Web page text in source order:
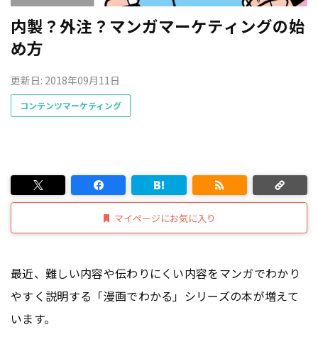
内製？外注？マンガマーケティングの始
め方
更新日: 2018年09月11日
コンテンツマーケティング
マイページにお気に入り
最近、難しい内容や伝わりにくい内容をマンガでわかり
やすく説明する「漫画でわかる」シリーズの本が増えて
います。